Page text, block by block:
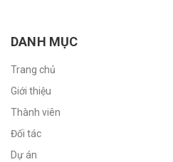
DANH MỤC
Trang chủ
Giới thiệu
Thành viên
Đối tác
Dự án